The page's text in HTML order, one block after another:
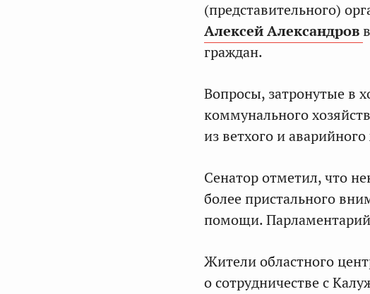
(представительного)
Алексей Александров
граждан.
Вопросы, затронутые в
коммунального
из ветхого и
Сенатор отметил, что
более пристального
помощи.
Жители областного
о сотрудничестве с